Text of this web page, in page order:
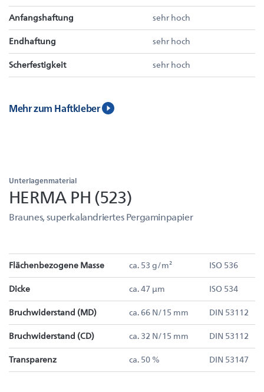
Anfangshaftung sehr hoch
Endhaftung sehr hoch
Scherfestigkeit sehr hoch
Mehr zum Haftkleber
Unterlagenmaterial
HERMA PH (523)
Braunes, superkalandriertes Pergaminpapier
Flächenbezogene Masse ca. 53 g/m² ISO 536
Dicke ca. 47 µm ISO 534
Bruchwiderstand (MD) ca. 66 N/15 mm DIN 53112
Bruchwiderstand (CD) ca. 32 N/15 mm DIN 53112
Transparenz ca. 50 % DIN 53147